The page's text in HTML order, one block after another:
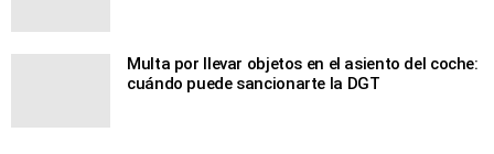
Multa por llevar objetos en el asiento del coche:
cuándo puede sancionarte la DGT